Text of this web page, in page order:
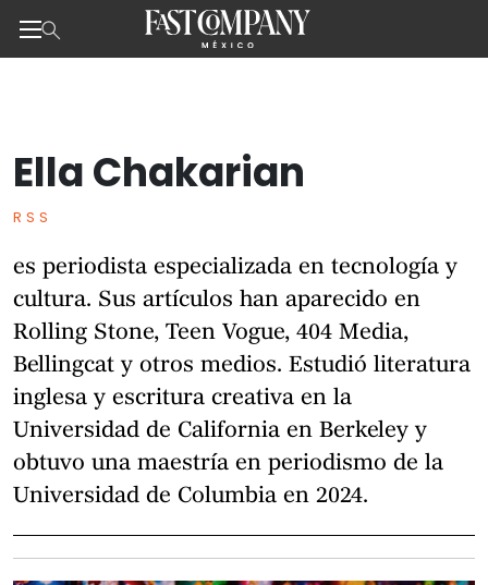
Skip
to
the
Ella Chakarian
RSS
es periodista especializada en tecnología y
cultura. Sus artículos han aparecido en
Rolling Stone, Teen Vogue, 404 Media,
Bellingcat y otros medios. Estudió literatura
inglesa y escritura creativa en la
Universidad de California en Berkeley y
obtuvo una maestría en periodismo de la
Universidad de Columbia en 2024.